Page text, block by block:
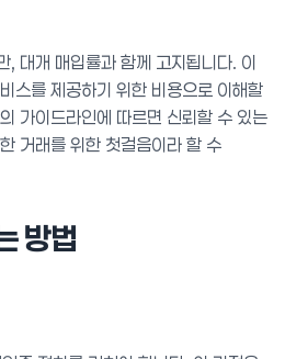
, 대개 매입률과 함께 고지됩니다. 이
스를 제공하기 위한 비용으로 이해할
가이드라인에 따르면 신뢰할 수 있는
거래를 위한 첫걸음이라 할 수
방법